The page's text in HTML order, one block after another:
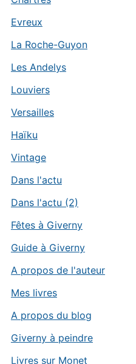
Evreux
La Roche-Guyon
Les Andelys
Louviers
Versailles
Haïku
Vintage
Dans l'actu
Dans l'actu (2)
Fêtes à Giverny
Guide à Giverny
A propos de l'auteur
Mes livres
A propos du blog
Giverny à peindre
Livres sur Monet